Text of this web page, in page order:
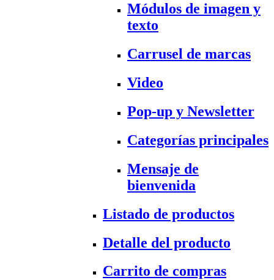
Módulos de imagen y
texto
Carrusel de marcas
Video
Pop-up y Newsletter
Categorías principales
Mensaje de
bienvenida
Listado de productos
Detalle del producto
Carrito de compras